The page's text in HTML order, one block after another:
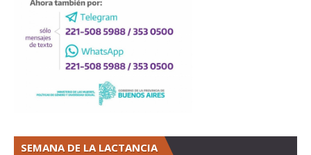
SEMANA DE LA LACTANCIA